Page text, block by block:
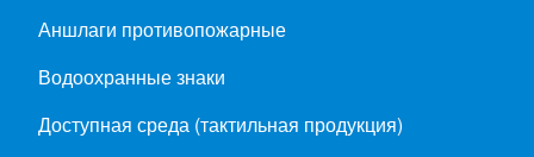
Аншлаги противопожарные
Водоохранные знаки
Доступная среда (тактильная продукция)